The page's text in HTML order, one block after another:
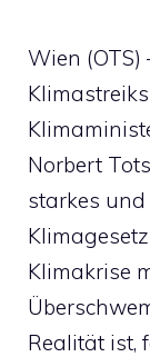
Wien
Norbert
starkes
Klimakrise
Realität ist,